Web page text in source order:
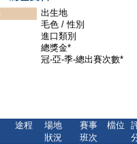
出生地
毛色 / 性別
進口類別
總獎金*
冠-亞-季-總出賽次數*
途程
場地
狀況
賽事
班次
檔位